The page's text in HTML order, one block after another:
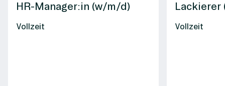
HR-Manager:in (w/m/d)
Vollzeit
Lackierer
Vollzeit